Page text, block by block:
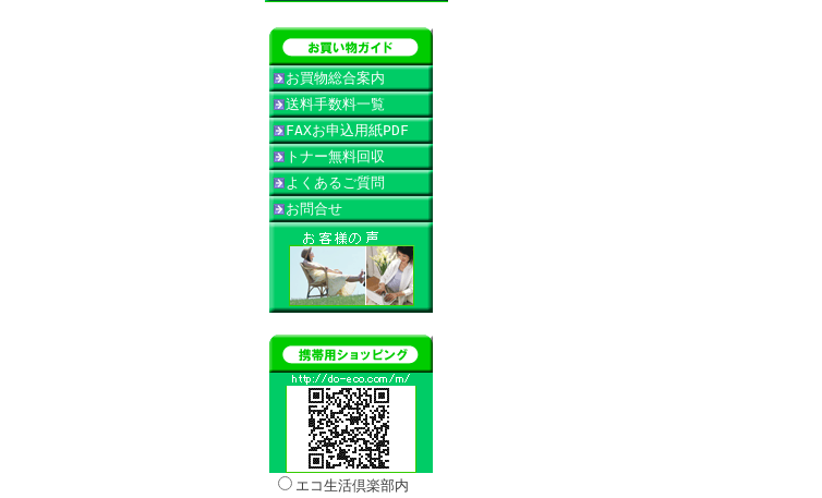
お買物総合案内
送料手数料一覧
FAXお申込用紙PDF
トナー無料回収
よくあるご質問
お問合せ
エコ生活倶楽部内